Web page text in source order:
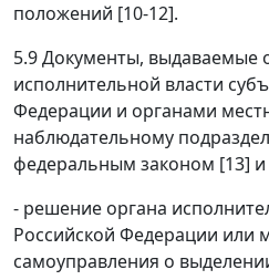
положений [10-12].
5.9 Документы, выдаваемые
исполнительной власти
Федерации и органами
наблюдательному
федеральным законом [13]
- решение органа
Российской Федерации или
самоуправления о